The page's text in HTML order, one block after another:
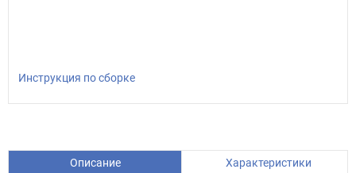
Инструкция по сборке
Описание Характеристики